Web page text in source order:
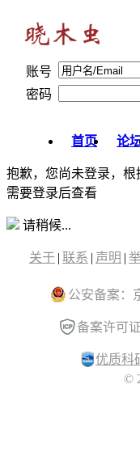
账号
密码
首页 论
抱歉，您尚未登录，
需要登录后查看
请稍候...
关于 | 联系 | 声明 |
公安备案：
备案许可
优质科
©